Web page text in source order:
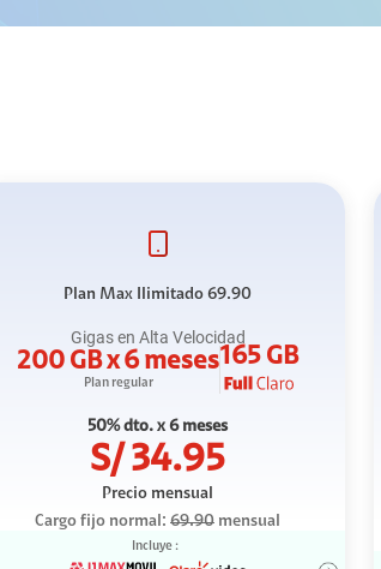
Plan Max Ilimitado 69.90
Gigas en Alta Velocidad
200 GB x 6 meses
Plan regular
165 GB
50% dto. x 6 meses
S/34.95
Precio mensual
Cargo fijo normal: 69.90 mensual
Incluye :